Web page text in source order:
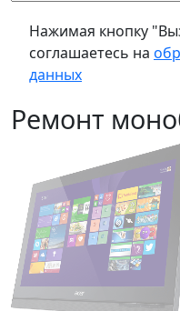
Нажимая кнопку
соглашаетесь на
данных
Ремонт